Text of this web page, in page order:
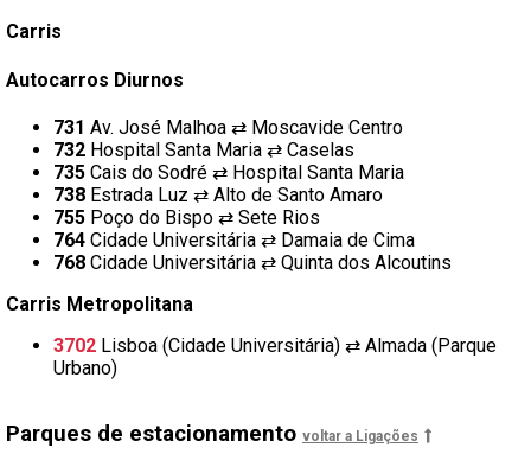
Carris
Autocarros Diurnos
731 Av. José Malhoa ⇄ Moscavide Centro
732 Hospital Santa Maria ⇄ Caselas
735 Cais do Sodré ⇄ Hospital Santa Maria
738 Estrada Luz ⇄ Alto de Santo Amaro
755 Poço do Bispo ⇄ Sete Rios
764 Cidade Universitária ⇄ Damaia de Cima
768 Cidade Universitária ⇄ Quinta dos Alcoutins
Carris Metropolitana
3702 Lisboa (Cidade Universitária) ⇄ Almada (Parque
Urbano)
Parques de estacionamento voltar a Ligações